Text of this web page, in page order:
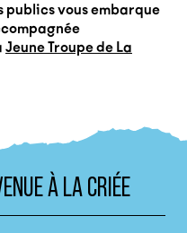
publics vous embarque
Jeune Troupe de La
À LA CRIÉE